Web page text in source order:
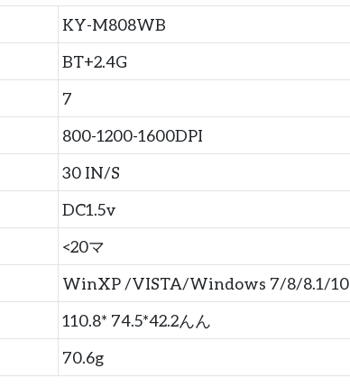
KY-M808WB
BT+2.4G
7
800-1200-1600DPI
30 IN/S
DC1.5v
<20マ
WinXP /VISTA/Windows 7/8/8.1/10
110.8* 74.5*42.2んん
70.6g